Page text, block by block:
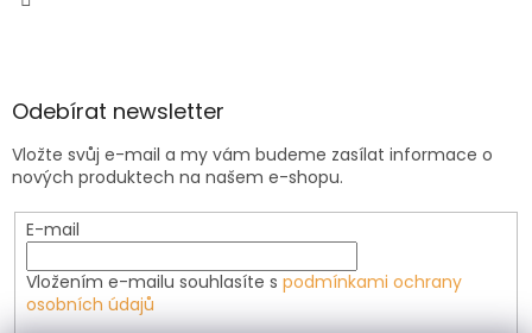
Odebírat newsletter
Vložte svůj e-mail a my vám budeme zasílat informace o
nových produktech na našem e-shopu.
E-mail
Vložením e-mailu souhlasíte s podmínkami ochrany
osobních údajů